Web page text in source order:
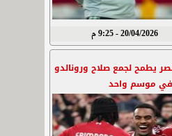
20/04/2026 - 9:25 م
يطمح لجمع صلاح ورونالدو
موسم واحد